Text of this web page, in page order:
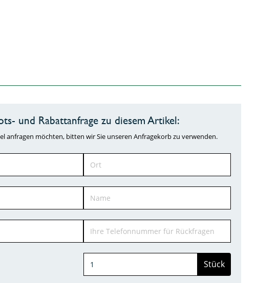
und Rabattanfrage zu diesem Artikel:
anfragen möchten, bitten wir Sie unseren Anfragekorb zu verwenden.
Stück